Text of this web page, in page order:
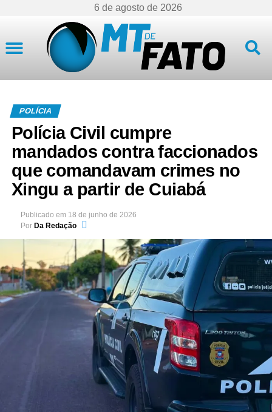
6 de agosto de 2026
POLÍCIA
Polícia Civil cumpre
mandados contra faccionados
que comandavam crimes no
Xingu a partir de Cuiabá
Publicado em 18 de junho de 2026
Por Da Redação